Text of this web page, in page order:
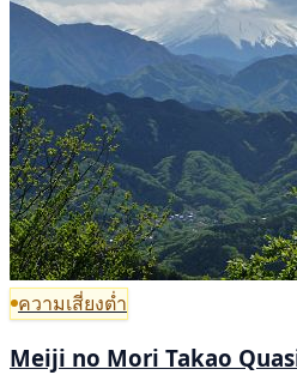
ความเสี่ยงต่ำ
Meiji no Mori Takao